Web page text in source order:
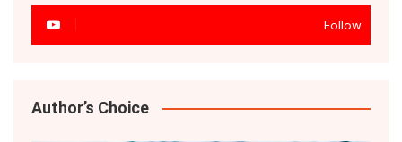
Follow
Author’s Choice